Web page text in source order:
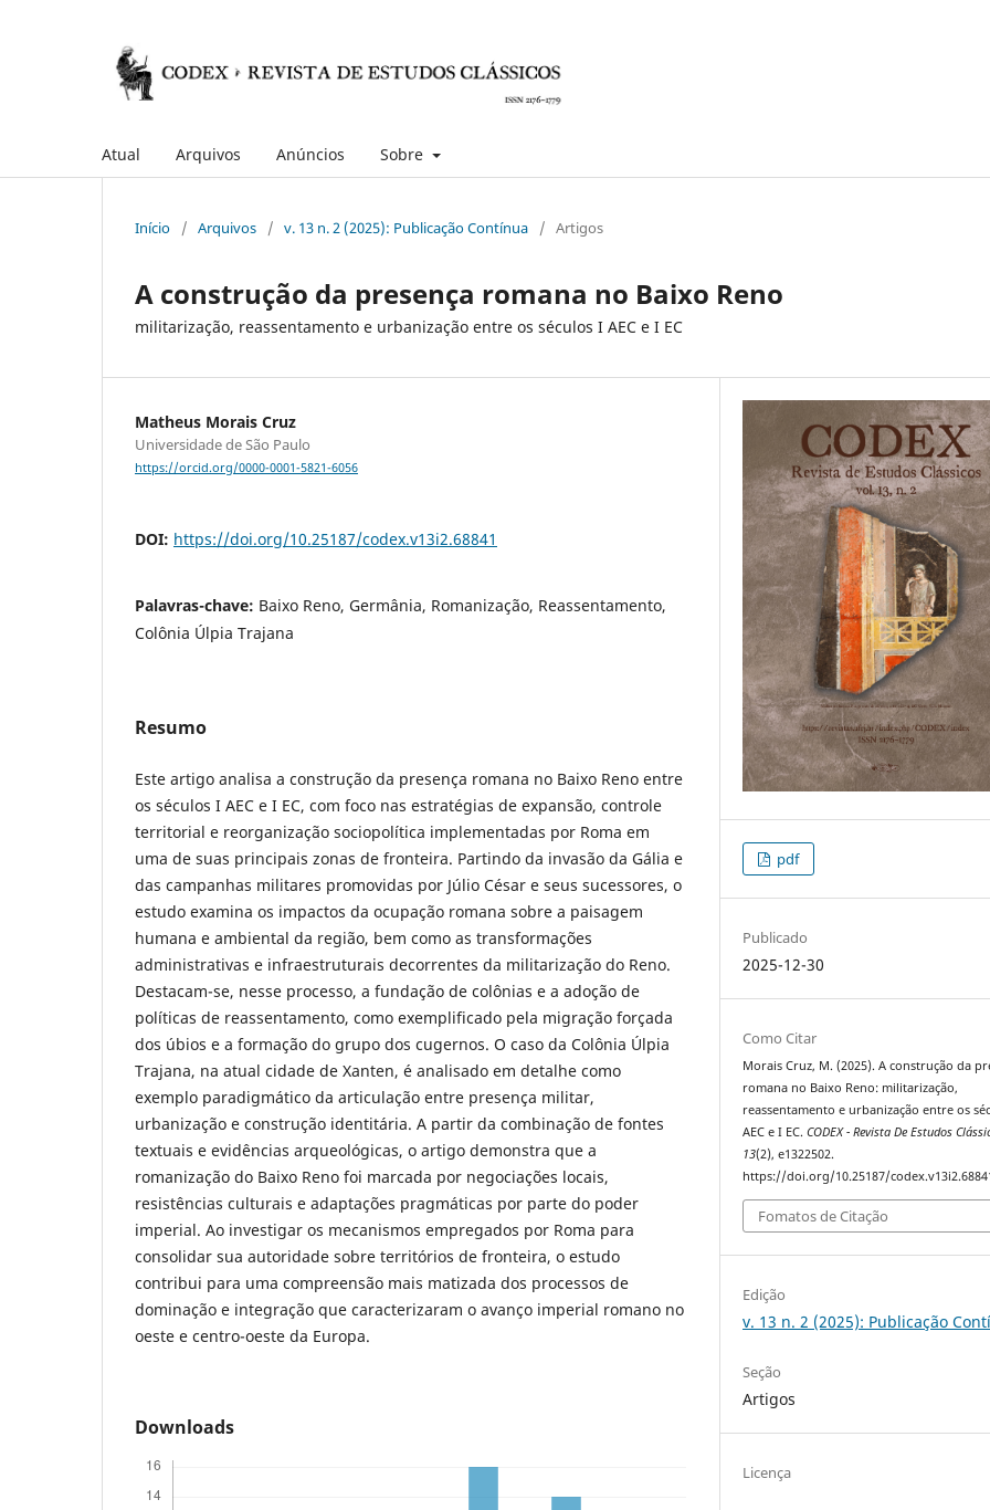
Atual Arquivos Anúncios Sobre
Início / Arquivos / v. 13 n. 2 (2025): Publicação Contínua / Artigos
A construção da presença romana no Baixo Reno
militarização, reassentamento e urbanização entre os séculos I AEC e I EC
Matheus Morais Cruz
Universidade de São Paulo
https://orcid.org/0000-0001-5821-6056
DOI: https://doi.org/10.25187/codex.v13i2.68841
Palavras-chave: Baixo Reno, Germânia, Romanização, Reassentamento,
Colônia Úlpia Trajana
Resumo
Este artigo analisa a construção da presença romana no Baixo Reno entre
os séculos I AEC e I EC, com foco nas estratégias de expansão, controle
territorial e reorganização sociopolítica implementadas por Roma em
uma de suas principais zonas de fronteira. Partindo da invasão da Gália e
das campanhas militares promovidas por Júlio César e seus sucessores, o
estudo examina os impactos da ocupação romana sobre a paisagem
humana e ambiental da região, bem como as transformações
administrativas e infraestruturais decorrentes da militarização do Reno.
Destacam-se, nesse processo, a fundação de colônias e a adoção de
políticas de reassentamento, como exemplificado pela migração forçada
dos úbios e a formação do grupo dos cugernos. O caso da Colônia Úlpia
Trajana, na atual cidade de Xanten, é analisado em detalhe como
exemplo paradigmático da articulação entre presença militar,
urbanização e construção identitária. A partir da combinação de fontes
textuais e evidências arqueológicas, o artigo demonstra que a
romanização do Baixo Reno foi marcada por negociações locais,
resistências culturais e adaptações pragmáticas por parte do poder
imperial. Ao investigar os mecanismos empregados por Roma para
consolidar sua autoridade sobre territórios de fronteira, o estudo
contribui para uma compreensão mais matizada dos processos de
dominação e integração que caracterizaram o avanço imperial romano no
oeste e centro-oeste da Europa.
Downloads
pdf
Publicado
2025-12-30
Como Citar
Morais Cruz, M. (2025). A construção da
romana no Baixo Reno: militarização,
reassentamento e urbanização entre os
AEC e I EC.CODEX - Revista De Estudos
13(2), e1322502.
https://doi.org/10.25187/
Fomatos de Citação
Edição
v. 13 n. 2 (2025): Publicação
Seção
Artigos
Licença